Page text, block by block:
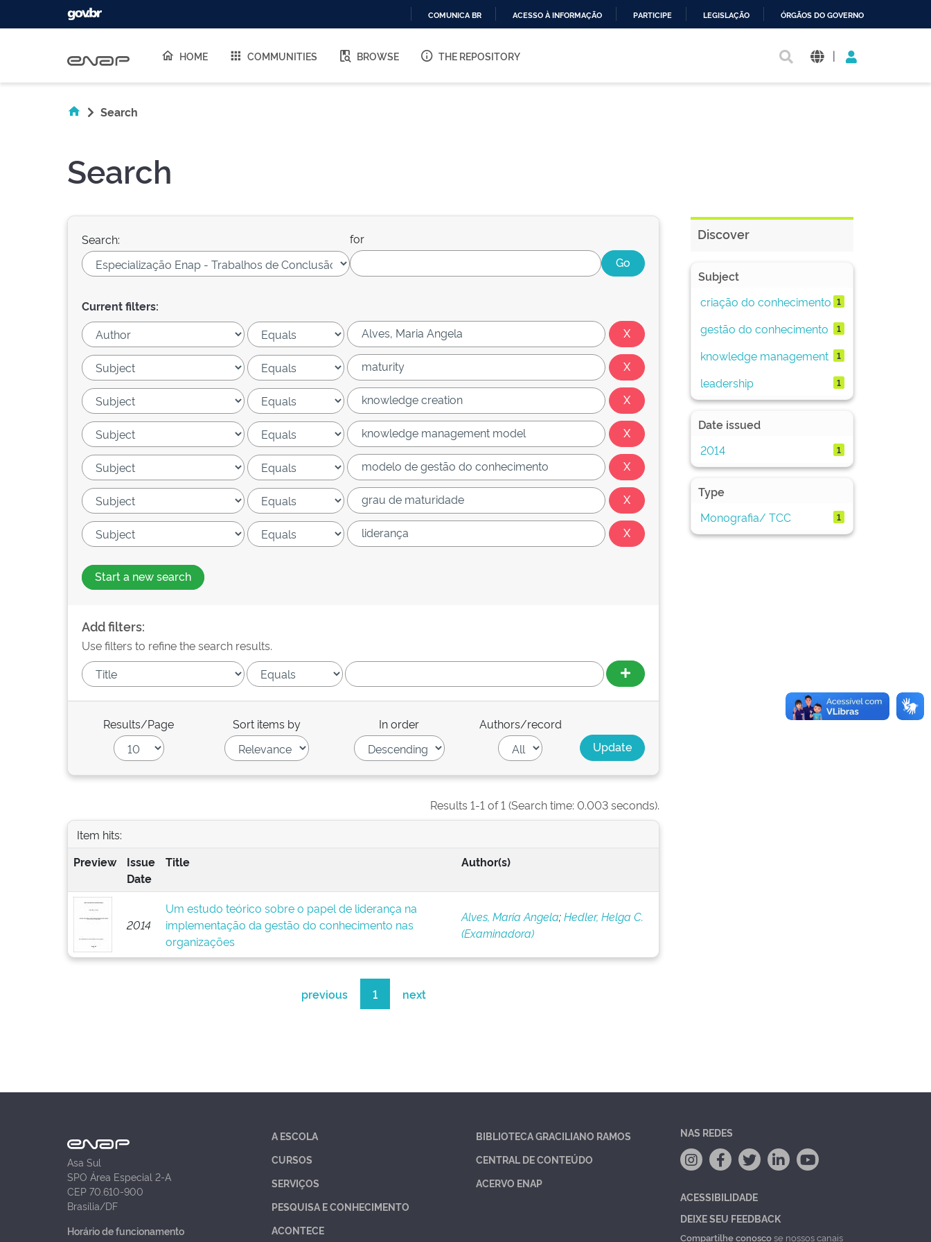
O
COMUNICA BR ACESSO À INFORMAÇÃO PARTICIPE LEGISLAÇÃO ÓRGÃOS DO GOVERNO
HOME COMMUNITIES BROWSE THE REPOSITORY |
Search
Search
Search: for
Current filters:
Start a new search
Add filters:
Use filters to refine the search results.
Results/Page Sort items by In order Authors/record
Results 1-1 of 1 (Search time: 0.003 seconds).
Item hits:
Preview
Issue
Date
Title Author(s)
2014
Um estudo teórico sobre o papel de liderança na
implementação da gestão do conhecimento nas
organizações
Alves, Maria Angela;Hedler, Helga C.
(Examinadora)
previous 1 next
Discover
Subject
criação do conhecimento 1
gestão do conhecimento 1
knowledge management 1
leadership 1
Date issued
2014
1
Type
Monografia/ TCC
1
Asa Sul
SPO Área Especial 2-A
CEP 70.610-900
Brasília/DF
Horário de funcionamento
A ESCOLA
CURSOS
SERVIÇOS
PESQUISA E CONHECIMENTO
ACONTECE
BIBLIOTECA GRACILIANO RAMOS
CENTRAL DE CONTEÚDO
ACERVO ENAP
NAS REDES
ACESSIBILIDADE
DEIXE SEU FEEDBACK
Compartilhe conoscose nossos canais